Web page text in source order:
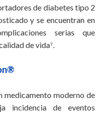
de diabetes tipo 2
y se encuentran en
serias que
de vida⁷.
medicamento moderno de
incidencia de eventos